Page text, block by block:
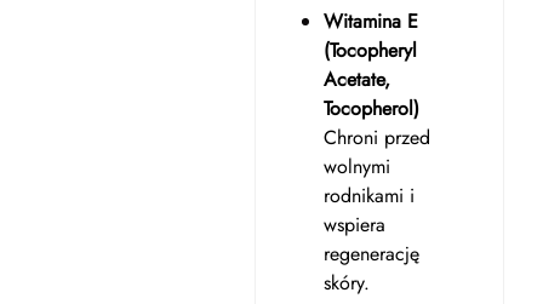
Witamina E
(Tocopheryl
Acetate,
Tocopherol)
Chroni przed
wolnymi
rodnikami i
wspiera
regenerację
skóry.